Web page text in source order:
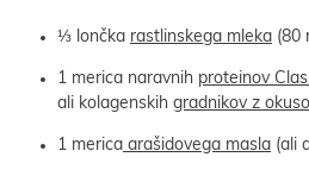
⅓ lončka rastlinskega mleka (80
1 merica naravnih proteinov
ali kolagenskih gradnikov z
1 merica arašidovega masla (ali